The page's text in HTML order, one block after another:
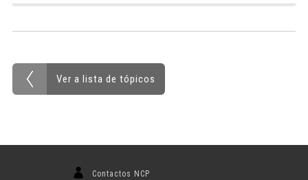
Ver a lista de tópicos
Contactos NCP